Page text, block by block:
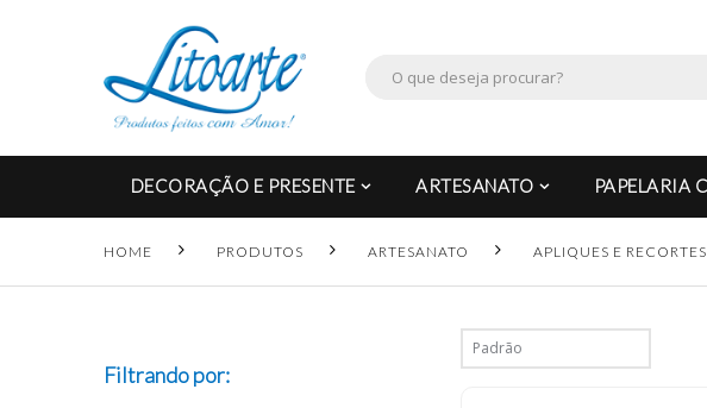
DECORAÇÃO E PRESENTE ARTESANATO PAPELARIA
HOME PRODUTOS ARTESANATO APLIQUES E
Filtrando por: